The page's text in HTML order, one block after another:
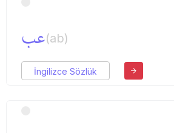
عب(ab)
İngilizce Sözlük